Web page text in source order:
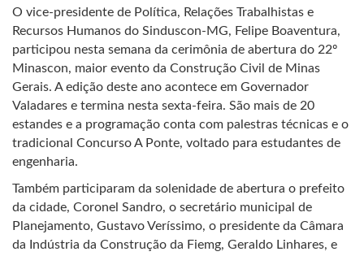
O vice-presidente de Política, Relações Trabalhistas e
Recursos Humanos do Sinduscon-MG, Felipe Boaventura,
participou nesta semana da cerimônia de abertura do 22º
Minascon, maior evento da Construção Civil de Minas
Gerais. A edição deste ano acontece em Governador
Valadares e termina nesta sexta-feira. São mais de 20
estandes e a programação conta com palestras técnicas e o
tradicional Concurso A Ponte, voltado para estudantes de
engenharia.
Também participaram da solenidade de abertura o prefeito
da cidade, Coronel Sandro, o secretário municipal de
Planejamento, Gustavo Veríssimo, o presidente da Câmara
da Indústria da Construção da Fiemg, Geraldo Linhares, e